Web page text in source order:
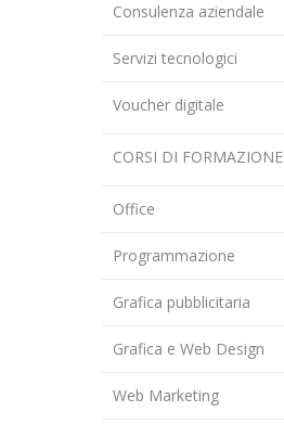
Consulenza aziendale
Servizi tecnologici
Voucher digitale
CORSI DI FORMAZIONE
Office
Programmazione
Grafica pubblicitaria
Grafica e Web Design
Web Marketing